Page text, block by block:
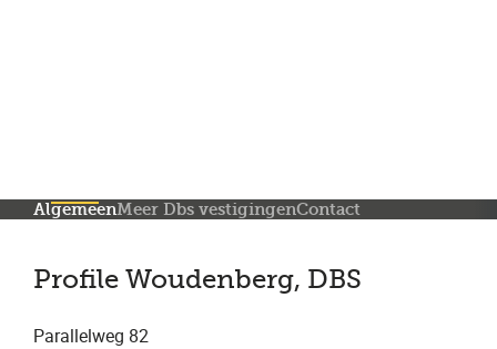
AlgemeenMeer Dbs vestigingenContact
Profile Woudenberg, DBS
Parallelweg 82